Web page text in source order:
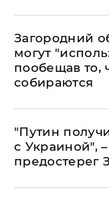
Загородний
могут
пообещав то,
собираются
"Путин
с Украиной",
предостерег